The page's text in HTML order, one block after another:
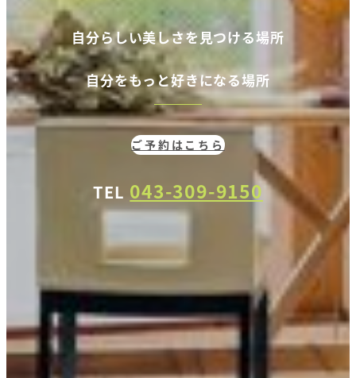
自分らしい美しさを見つける場所
自分をもっと好きになる場所
ご予約はこちら
TEL 043-309-9150